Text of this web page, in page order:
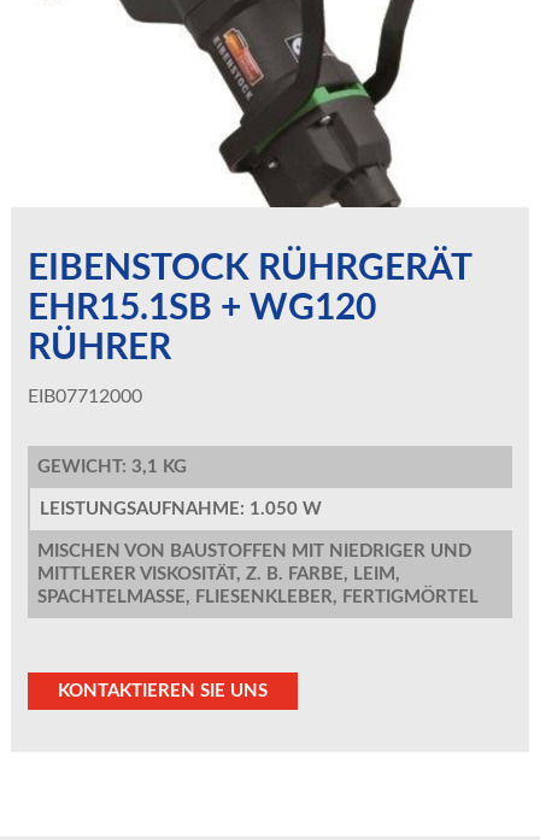
EIBENSTOCK RÜHRGERÄT
EHR15.1SB + WG120
RÜHRER
EIB07712000
GEWICHT: 3,1 KG
LEISTUNGSAUFNAHME: 1.050 W
MISCHEN VON BAUSTOFFEN MIT NIEDRIGER UND
MITTLERER VISKOSITÄT, Z. B. FARBE, LEIM,
SPACHTELMASSE, FLIESENKLEBER, FERTIGMÖRTEL
KONTAKTIEREN SIE UNS